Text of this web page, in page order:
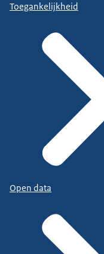
Toegankelijkheid
Open data